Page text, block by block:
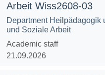
Arbeit Wiss2608-03
Department Heilpädagogik
und Soziale Arbeit
Academic staff
21.09.2026